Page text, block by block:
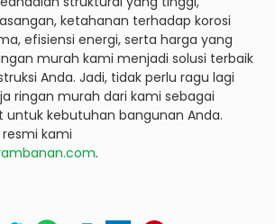
ketahanan terhadap korosi
efisiensi energi, serta harga yang
murah kami menjadi solusi terbaik
Anda. Jadi, tidak perlu ragu lagi
ringan murah dari kami sebagai
untuk kebutuhan bangunan Anda.
kami
.